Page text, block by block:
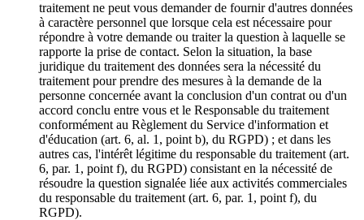
traitement ne peut vous demander de fournir d'autres données
à caractère personnel que lorsque cela est nécessaire pour
répondre à votre demande ou traiter la question à laquelle se
rapporte la prise de contact. Selon la situation, la base
juridique du traitement des données sera la nécessité du
traitement pour prendre des mesures à la demande de la
personne concernée avant la conclusion d'un contrat ou d'un
accord conclu entre vous et le Responsable du traitement
conformément au Règlement du Service d'information et
d'éducation (art. 6, al. 1, point b), du RGPD) ; et dans les
autres cas, l'intérêt légitime du responsable du traitement (art.
6, par. 1, point f), du RGPD) consistant en la nécessité de
résoudre la question signalée liée aux activités commerciales
du responsable du traitement (art. 6, par. 1, point f), du
RGPD).